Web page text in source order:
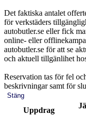
Det faktiska antalet
för verkstäders
autobutler.se eller fick
online- eller
autobutler.se för att se
och aktuell tillgänlihet
Reservation tas för fel
beskrivningar samt för
Stäng
Uppdrag